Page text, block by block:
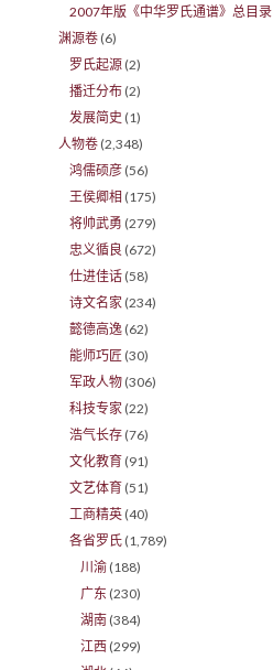
2007年版《中华罗氏通谱》总目录
渊源卷 (6)
罗氏起源 (2)
播迁分布 (2)
发展简史 (1)
人物卷 (2,348)
鸿儒硕彦 (56)
王侯卿相 (175)
将帅武勇 (279)
忠义循良 (672)
仕进佳话 (58)
诗文名家 (234)
懿德高逸 (62)
能师巧匠 (30)
军政人物 (306)
科技专家 (22)
浩气长存 (76)
文化教育 (91)
文艺体育 (51)
工商精英 (40)
各省罗氏 (1,789)
川渝 (188)
广东 (230)
湖南 (384)
江西 (299)